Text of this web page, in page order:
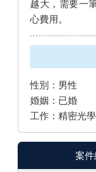
越大，需要一
心費用。
性別：男性
婚姻：已婚
工作：精密光
案